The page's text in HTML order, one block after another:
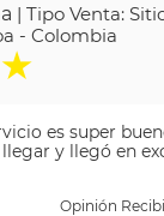
| Tipo Venta:
- Colombia
★
es super
y llegó en
Opinión